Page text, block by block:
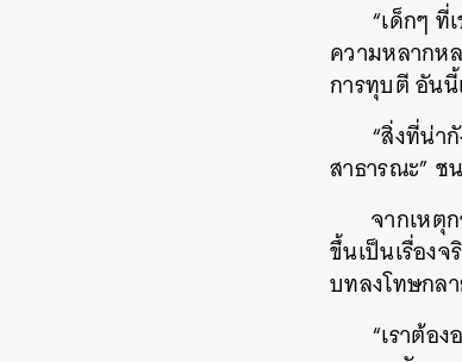
“เด็กๆ ที่
ความหลากห
การทุบตี อันนี้
“สิ่งที่น่า
สาธารณะ” ช
จากเหตุ
ขึ้นเป็นเรื่อง
บทลงโทษกล
“เราต้อ